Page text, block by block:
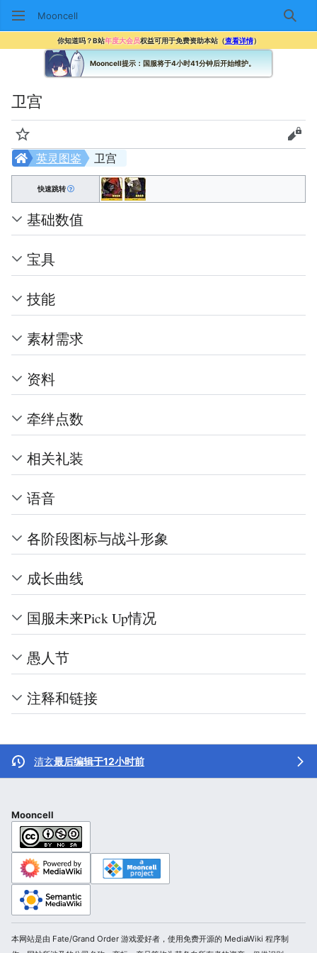
Mooncell 搜索
你知道吗？B站年度大会员权益可用于免费资助本站（查看详情）
Mooncell提示：国服将于4小时41分钟后开始维护。
卫宫
监视 查看
卫宫
英灵图鉴
快速跳转
基础数值
宝具
技能
素材需求
资料
牵绊点数
相关礼装
语音
各阶段图标与战斗形象
成长曲线
国服未来Pick Up情况
愚人节
注释和链接
清玄最后编辑于12小时前
Mooncell
本网站是由 Fate/Grand Order 游戏爱好者，使用免费开源的 MediaWiki 程序制